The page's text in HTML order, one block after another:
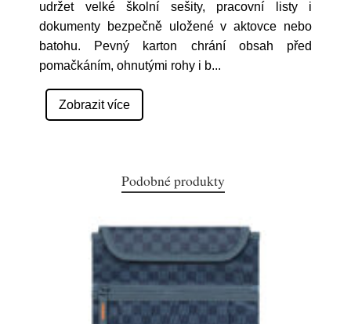
udržet velké školní sešity, pracovní listy i
dokumenty bezpečně uložené v aktovce nebo
batohu. Pevný karton chrání obsah před
pomačkáním, ohnutými rohy i b...
Zobrazit více
Podobné produkty